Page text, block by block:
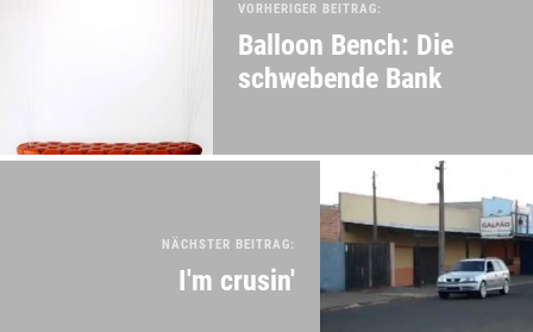
VORHERIGER BEITRAG:
Balloon Bench: Die
schwebende Bank
NÄCHSTER BEITRAG:
I'm crusin'